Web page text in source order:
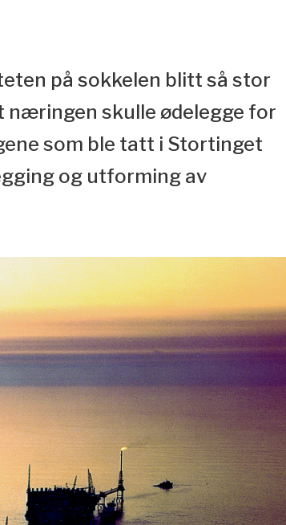
på sokkelen blitt så stor
skulle ødelegge for
som ble tatt i Stortinget
og utforming av